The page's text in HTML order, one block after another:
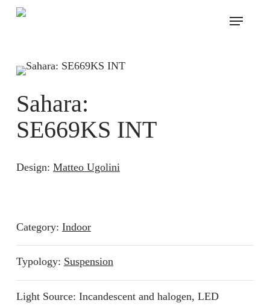
Skip
Menu
Sahara:
SE669KS INT
Design: Matteo Ugolini
Category: Indoor
Typology: Suspension
Light Source: Incandescent and halogen, LED